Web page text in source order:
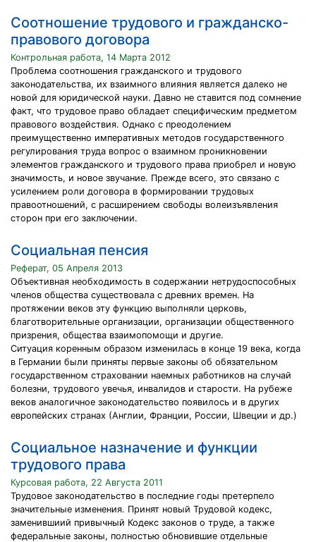
Соотношение трудового и гражданско-
правового договора
Контрольная работа, 14 Марта 2012
Проблема соотношения гражданского и трудового
законодательства, их взаимного влияния является далеко не
новой для юридической науки. Давно не ставится под сомнение
факт, что трудовое право обладает специфическим предметом
правового воздействия. Однако с преодолением
преимущественно императивных методов государственного
регулирования труда вопрос о взаимном проникновении
элементов гражданского и трудового права приобрел и новую
значимость, и новое звучание. Прежде всего, это связано с
усилением роли договора в формировании трудовых
правоотношений, с расширением свободы волеизъявления
сторон при его заключении.
Социальная пенсия
Реферат, 05 Апреля 2013
Объективная необходимость в содержании нетрудоспособных
членов общества существовала с древних времен. На
протяжении веков эту функцию выполняли церковь,
благотворительные организации, организации общественного
призрения, общества взаимопомощи и другие.
Ситуация коренным образом изменилась в конце 19 века, когда
в Германии были приняты первые законы об обязательном
государственном страховании наемных работников на случай
болезни, трудового увечья, инвалидов и старости. На рубеже
веков аналогичное законодательство появилось и в других
европейских странах (Англии, Франции, России, Швеции и др.)
Социальное назначение и функции
трудового права
Курсовая работа, 22 Августа 2011
Трудовое законодательство в последние годы претерпело
значительные изменения. Принят новый Трудовой кодекс,
заменившиий привычный Кодекс законов о труде, а также
федеральные законы, полностью обновившие отдельные